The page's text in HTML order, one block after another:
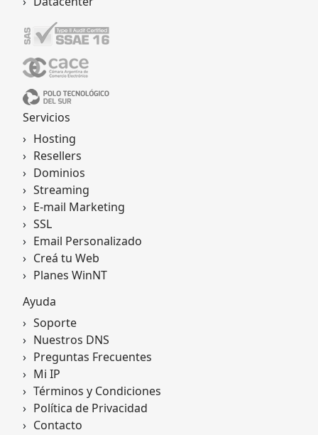
Servicios
Hosting
Resellers
Dominios
Streaming
E-mail Marketing
SSL
Email Personalizado
Creá tu Web
Planes WinNT
Ayuda
Soporte
Nuestros DNS
Preguntas Frecuentes
Mi IP
Términos y Condiciones
Política de Privacidad
Contacto